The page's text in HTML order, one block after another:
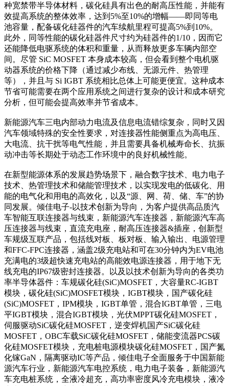
种宽禁带半导体材料，碳化硅具有出色的耐高压性能，并能有
效提高系统的整体效率，达到5%至10%的增幅——即同等电
池容量，配备碳化硅器件的汽车续航里程可提高5%到10%。
此外，同等性能的碳化硅器件尺寸约为硅器件的1/10，因而它
还能降低电驱系统的体积和重量，从而释放更多车辆内部空
间。尽管 SiC MOSFET 本身成本较高，但会看到整个电机驱
动器系统的价格下降（通过减少布线、无源元件、热管理
等），并且与 Si IGBT 系统相比总体上可能更便宜。这种成本
节省可能需要在两个应用系统之间进行复杂的设计和成本研究
分析，但可能会提高效率并节省成本。
新能源汽车三电内部动力电流及信息电流错综复杂，同时又因
汽车领域特殊的安全性要求，对连接器性能侧重点为高电压、
大电流、抗干扰等电气性能，并且需要具备机械寿命长、抗振
动冲击等长期处于动态工作环境中的良好机械性能。
在新型能源体系的发展趋势场景下，融合数字技术、电力电子
技术、热管理技术和储能管理技术，以实现发电的低碳化、用
能的电气化和用电的高效化，以及“源、网、荷、储、车”的协
同发展。倾佳电子-以技术创新为导向，为客户提供高品质汽
车智能互联连接器与线束，新能源汽车连接器，新能源汽车高
压连接器与线束，直流充电座，耐高压连接器&插座，创新型
车规级互联产品，包括线对板、板对板、输入输出、电源管理
和FFC-FPC连接器，涵盖2级充电站和可在30分钟内为EV电池
充满电的3级超快速充电站的高能效电源连接器，用于地下无
线充电的IP67级密封连接器。以及以技术创新为导向的各类功
率半导体器件：车规碳化硅(SiC)MOSFET，大容量RC-IGBT
模块，碳化硅(SiC)MOSFET模块，IGBT模块，国产碳化硅
(SiC)MOSFET，IPM模块，IGBT单管，混合IGBT单管，三电
平IGBT模块，混合IGBT模块，光伏MPPT碳化硅MOSFET，
伺服驱动SiC碳化硅MOSFET，逆变焊机国产SiC碳化硅
MOSFET，OBC车载SiC碳化硅MOSFET，储能变流器PCS碳
化硅MOSFET模块，充电桩电源模块碳化硅MOSFET，国产氮
化镓GaN，隔离驱动IC等产品，倾佳电子全面服务于中国新能
源汽车行业，新能源汽车电控系统，电力电子装备，新能源汽
车充电桩系统，全液冷超充，高功率密度风冷充电模块，液冷